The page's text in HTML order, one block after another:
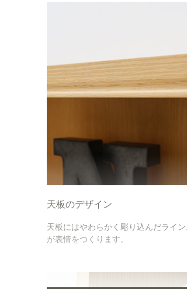
天板のデザイン
天板にはやわらかく彫り込んだライ
が表情をつくります。